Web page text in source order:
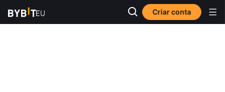
Criar conta